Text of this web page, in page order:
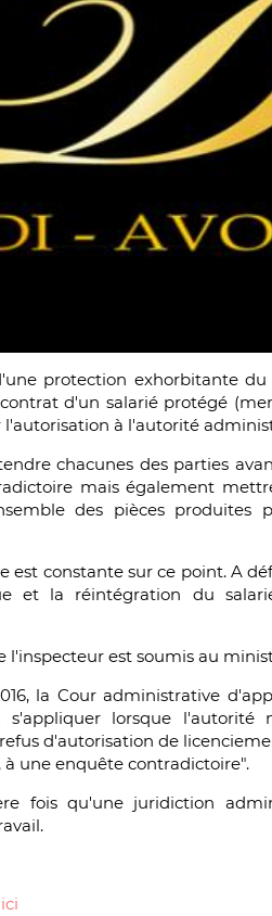
protection exhorbitante
d'un salarié protégé
l'autorisation à l'autorité
chacunes des parties
mais également
des pièces
est constante sur ce point. A
et la réintégration du
l'inspecteur est soumis au
la Cour administrative
lorsque l'autorité
d'autorisation de
une enquête contradictoire".
fois qu'une juridiction